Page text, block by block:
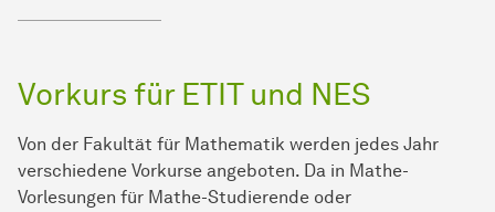
Vorkurs für ETIT und NES
Von der Fakultät für Mathematik werden jedes Jahr
verschiedene Vorkurse angeboten. Da in Mathe-
Vorlesungen für Mathe-Studierende oder